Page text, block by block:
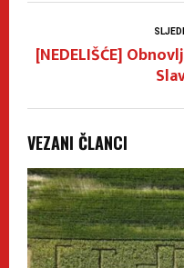
[NEDELIŠĆE]
VEZANI ČLANCI